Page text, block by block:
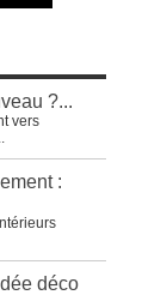
?...
vers
:
déco